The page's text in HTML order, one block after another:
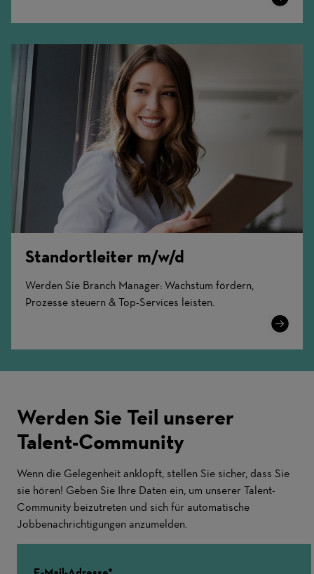
Standortleiter m/w/d
Werden Sie Branch Manager: Wachstum fördern,
Prozesse steuern & Top-Services leisten.
Learn
Werden Sie Teil unserer
Talent-Community
Wenn die Gelegenheit anklopft, stellen Sie sicher, dass Sie
sie hören! Geben Sie Ihre Daten ein, um unserer Talent-
Community beizutreten und sich für automatische
Jobbenachrichtigungen anzumelden.